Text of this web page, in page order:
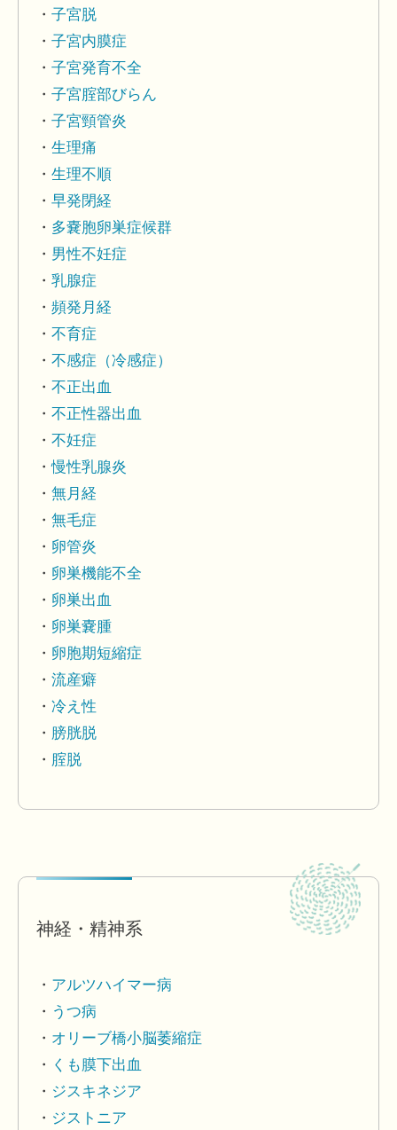
子宮脱
子宮内膜症
子宮発育不全
子宮腟部びらん
子宮頸管炎
生理痛
生理不順
早発閉経
多嚢胞卵巣症候群
男性不妊症
乳腺症
頻発月経
不育症
不感症（冷感症）
不正出血
不正性器出血
不妊症
慢性乳腺炎
無月経
無毛症
卵管炎
卵巣機能不全
卵巣出血
卵巣嚢腫
卵胞期短縮症
流産癖
冷え性
膀胱脱
腟脱
神経・精神系
アルツハイマー病
うつ病
オリーブ橋小脳萎縮症
くも膜下出血
ジスキネジア
ジストニア